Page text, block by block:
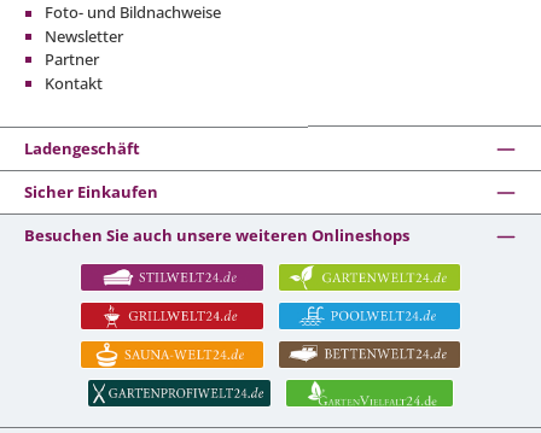
Foto- und Bildnachweise
Newsletter
Partner
Kontakt
Ladengeschäft
Sicher Einkaufen
Besuchen Sie auch unsere weiteren Onlineshops